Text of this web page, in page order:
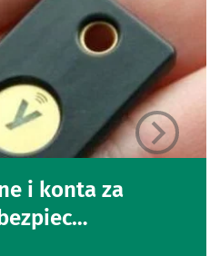
i konta za